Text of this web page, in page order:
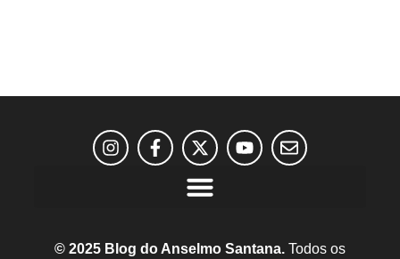
© 2025 Blog do Anselmo Santana. Todos os